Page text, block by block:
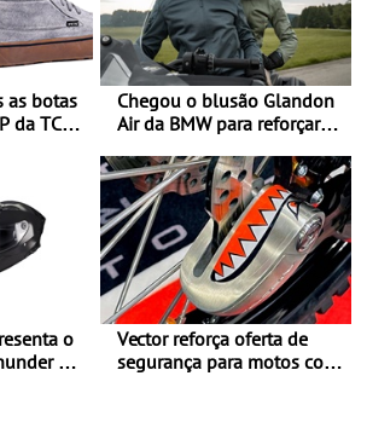
as botas
da TCX
Chegou o blusão Glandon
Air da BMW para reforçar
verão
o
4 R
Vector reforça oferta de
segurança para motos com